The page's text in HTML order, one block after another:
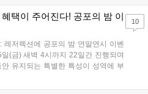
...택이 주어진다! 공포의 밤 이
레저렉션에 공포의 밤 연말연시 이벤
(금) 새벽 4시까지 22일간 진행되며
유지되는 특별한 특성이 성역에 부
아블로2를 제외한 모든 게임 모드에
10